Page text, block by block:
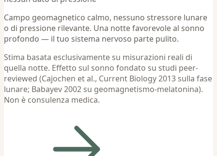
Campo geomagnetico calmo, nessuno stressore lunare
o di pressione rilevante. Una notte favorevole al sonno
profondo — il tuo sistema nervoso parte pulito.
Stima basata esclusivamente su misurazioni reali di
quella notte. Effetto sul sonno fondato su studi peer-
reviewed (Cajochen et al., Current Biology 2013 sulla fase
lunare; Babayev 2002 su geomagnetismo-melatonina).
Non è consulenza medica.